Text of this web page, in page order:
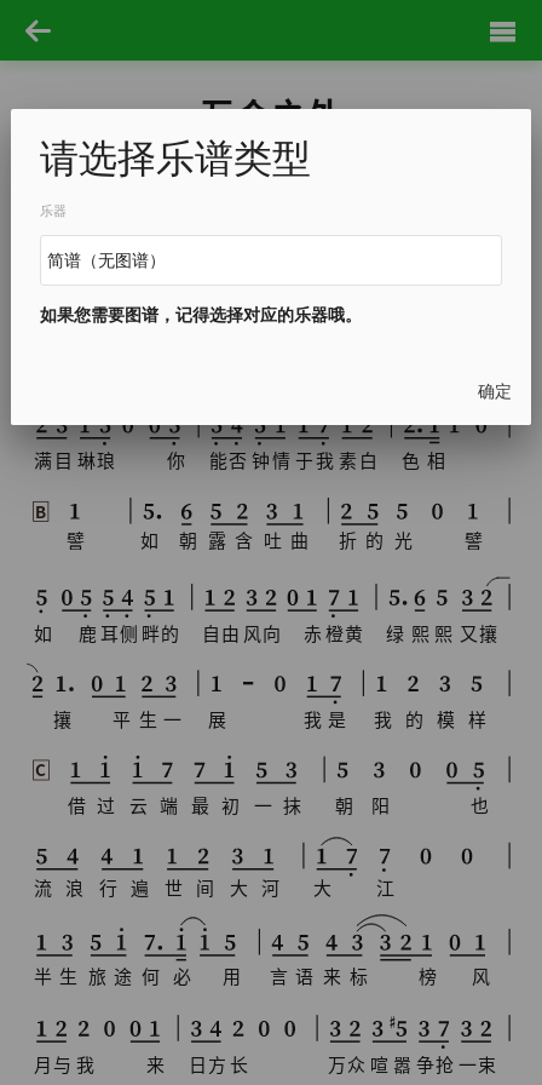
play order：
万众之外
孤 身 穿 行 在 这 光 辉 卖 场 极
满目 琳琅 你 能否 钟情 于我素白 色 相
B
譬 如 朝 露 含 吐 曲 折 的 光 譬
如 鹿 耳侧 畔的 自由 风向 赤 橙黄 绿 熙 熙 又攘
攘 平 生 一 展 我 是 我 的 模 样
C
借 过 云 端 最 初 一 抹 朝 阳 也
流 浪 行 遍 世 间 大 河 大 江
半 生 旅 途 何 必 用 言 语 来 标 榜 风
月与 我 来 日方 长 万众 喧 嚣 争抢一束
请选择乐谱类型
乐器
如果您需要图谱，记得选择对应的乐器哦。
确定